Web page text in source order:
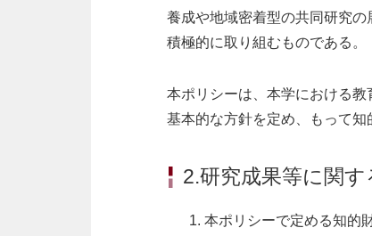
養成や地域密着型の共同研究
積極的に取り組むものである。
本ポリシーは、本学における
基本的な方針を定め、もって知
2.研究成果等に関す
本ポリシーで定める知的